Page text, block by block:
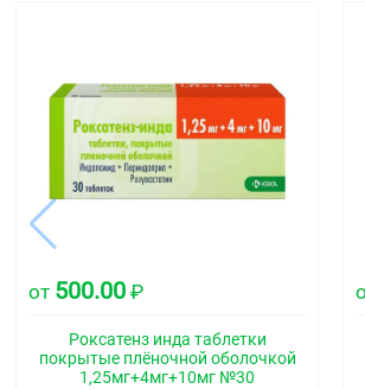
от 500.00 ₽
Роксатенз инда таблетки
покрытые плёночной оболочкой
1,25мг+4мг+10мг №30